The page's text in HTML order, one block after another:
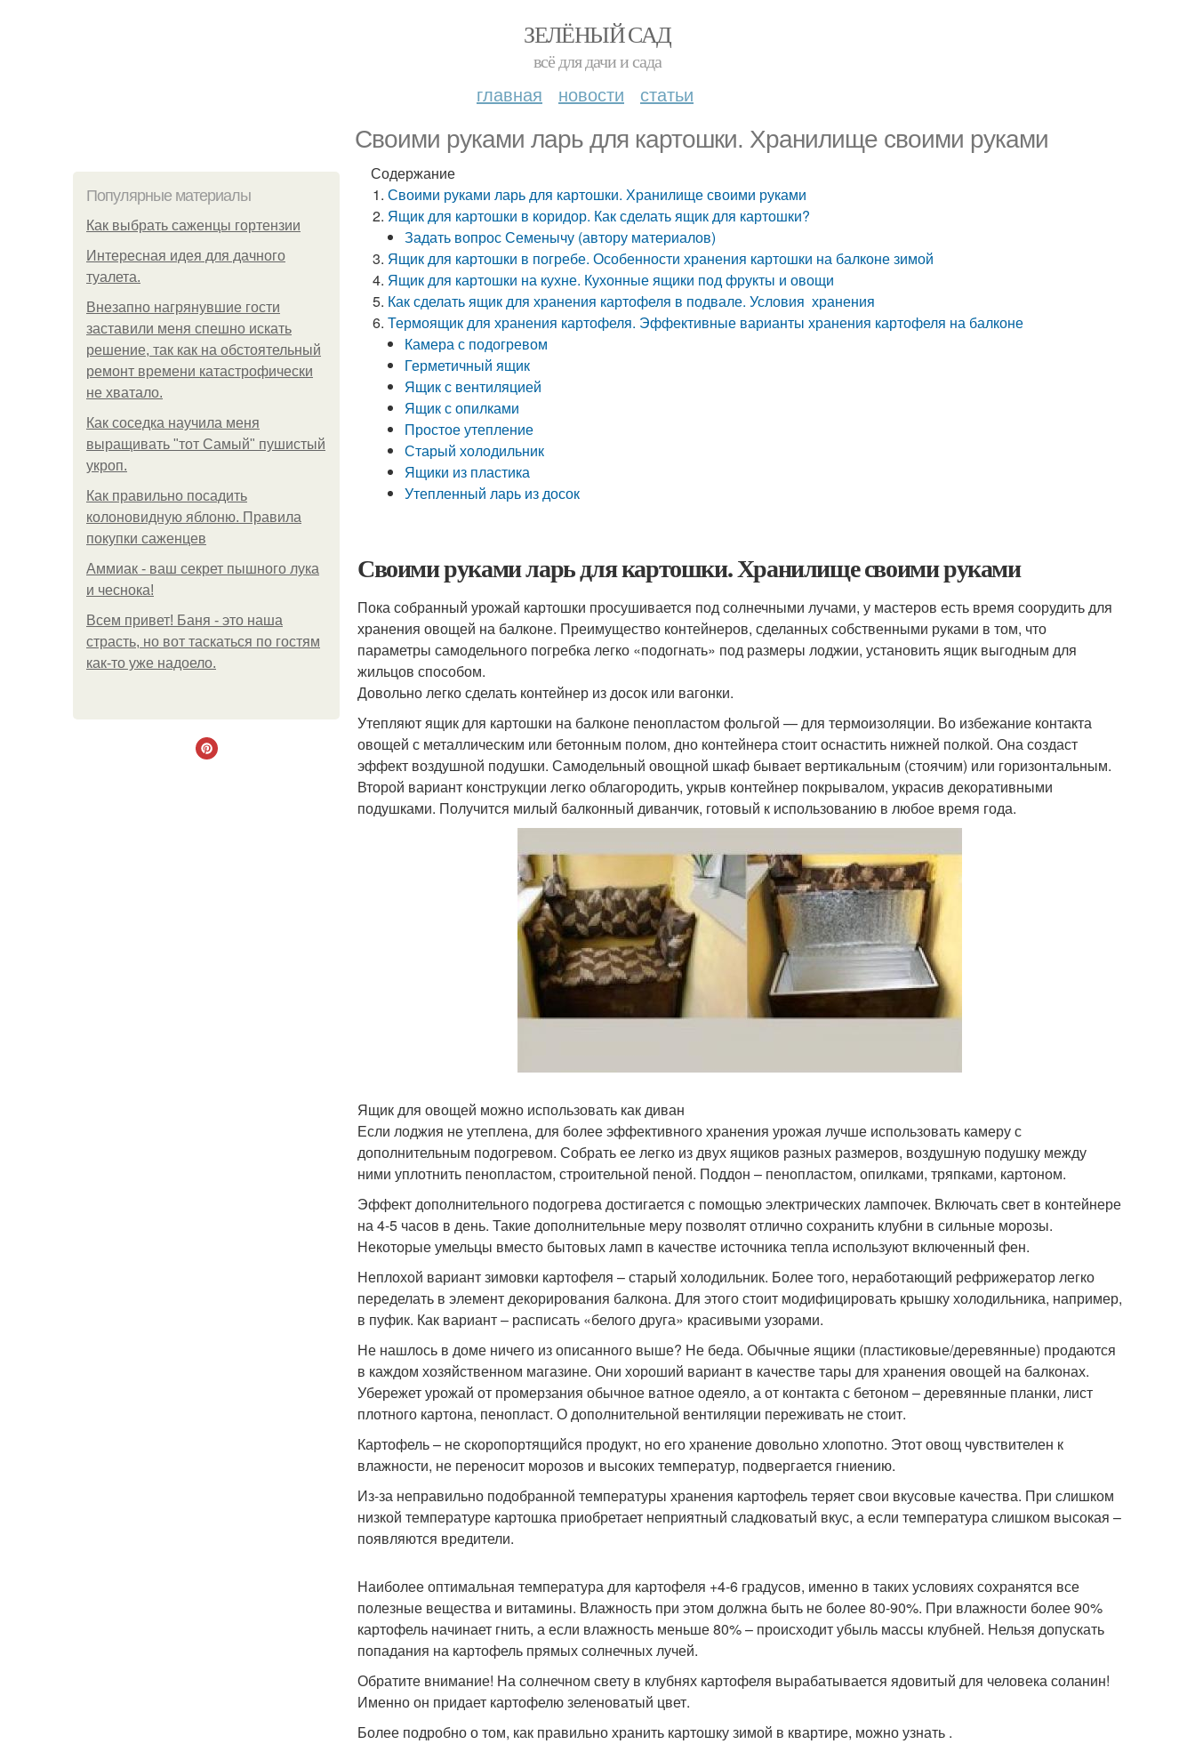
ЗЕЛЁНЫЙ САД
всё для дачи и сада
главная новости статьи
Своими руками ларь для картошки. Хранилище своими руками
Популярные материалы
Как выбрать саженцы гортензии
Интересная идея для дачного
туалета.
Внезапно нагрянувшие гости
заставили меня спешно искать
решение, так как на обстоятельный
ремонт времени катастрофически
не хватало.
Как соседка научила меня
выращивать "тот Самый" пушистый
укроп.
Как правильно посадить
колоновидную яблоню. Правила
покупки саженцев
Аммиак - ваш секрет пышного лука
и чеснока!
Всем привет! Баня - это наша
страсть, но вот таскаться по гостям
как-то уже надоело.
Содержание
Своими руками ларь для картошки. Хранилище своими руками
Ящик для картошки в коридор. Как сделать ящик для картошки?
Задать вопрос Семенычу (автору материалов)
Ящик для картошки в погребе. Особенности хранения картошки на балконе зимой
Ящик для картошки на кухне. Кухонные ящики под фрукты и овощи
Как сделать ящик для хранения картофеля в подвале. Условия хранения
Термоящик для хранения картофеля. Эффективные варианты хранения картофеля на балконе
Камера с подогревом
Герметичный ящик
Ящик с вентиляцией
Ящик с опилками
Простое утепление
Старый холодильник
Ящики из пластика
Утепленный ларь из досок
Своими руками ларь для картошки. Хранилище своими руками
Пока собранный урожай картошки просушивается под солнечными лучами, у мастеров есть время соорудить для
хранения овощей на балконе. Преимущество контейнеров, сделанных собственными руками в том, что
параметры самодельного погребка легко «подогнать» под размеры лоджии, установить ящик выгодным для
жильцов способом.
Довольно легко сделать контейнер из досок или вагонки.
Утепляют ящик для картошки на балконе пенопластом фольгой — для термоизоляции. Во избежание контакта
овощей с металлическим или бетонным полом, дно контейнера стоит оснастить нижней полкой. Она создаст
эффект воздушной подушки. Самодельный овощной шкаф бывает вертикальным (стоячим) или горизонтальным.
Второй вариант конструкции легко облагородить, укрыв контейнер покрывалом, украсив декоративными
подушками. Получится милый балконный диванчик, готовый к использованию в любое время года.
Ящик для овощей можно использовать как диван
Если лоджия не утеплена, для более эффективного хранения урожая лучше использовать камеру с
дополнительным подогревом. Собрать ее легко из двух ящиков разных размеров, воздушную подушку между
ними уплотнить пенопластом, строительной пеной. Поддон – пенопластом, опилками, тряпками, картоном.
Эффект дополнительного подогрева достигается с помощью электрических лампочек. Включать свет в контейнере
на 4-5 часов в день. Такие дополнительные меру позволят отлично сохранить клубни в сильные морозы.
Некоторые умельцы вместо бытовых ламп в качестве источника тепла используют включенный фен.
Неплохой вариант зимовки картофеля – старый холодильник. Более того, неработающий рефрижератор легко
переделать в элемент декорирования балкона. Для этого стоит модифицировать крышку холодильника, например,
в пуфик. Как вариант – расписать «белого друга» красивыми узорами.
Не нашлось в доме ничего из описанного выше? Не беда. Обычные ящики (пластиковые/деревянные) продаются
в каждом хозяйственном магазине. Они хороший вариант в качестве тары для хранения овощей на балконах.
Убережет урожай от промерзания обычное ватное одеяло, а от контакта с бетоном – деревянные планки, лист
плотного картона, пенопласт. О дополнительной вентиляции переживать не стоит.
Картофель – не скоропортящийся продукт, но его хранение довольно хлопотно. Этот овощ чувствителен к
влажности, не переносит морозов и высоких температур, подвергается гниению.
Из-за неправильно подобранной температуры хранения картофель теряет свои вкусовые качества. При слишком
низкой температуре картошка приобретает неприятный сладковатый вкус, а если температура слишком высокая –
появляются вредители.
Наиболее оптимальная температура для картофеля +4-6 градусов, именно в таких условиях сохранятся все
полезные вещества и витамины. Влажность при этом должна быть не более 80-90%. При влажности более 90%
картофель начинает гнить, а если влажность меньше 80% – происходит убыль массы клубней. Нельзя допускать
попадания на картофель прямых солнечных лучей.
Обратите внимание! На солнечном свету в клубнях картофеля вырабатывается ядовитый для человека соланин!
Именно он придает картофелю зеленоватый цвет.
Более подробно о том, как правильно хранить картошку зимой в квартире, можно узнать .